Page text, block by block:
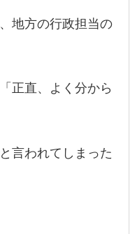
地方の行政担当の
正直、よく分から
言われてしまった